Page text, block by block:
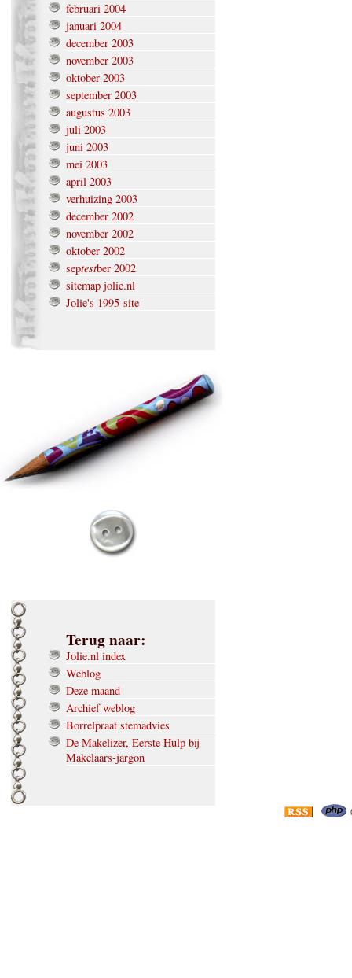
februari 2004
januari 2004
december 2003
november 2003
oktober 2003
september 2003
augustus 2003
juli 2003
juni 2003
mei 2003
april 2003
verhuizing 2003
december 2002
november 2002
oktober 2002
septestber 2002
sitemap jolie.nl
Jolie's 1995-site
Terug naar:
Jolie.nl index
Weblog
Deze maand
Archief weblog
Borrelpraat stemadvies
De Makelizer, Eerste Hulp bij
Makelaars-jargon